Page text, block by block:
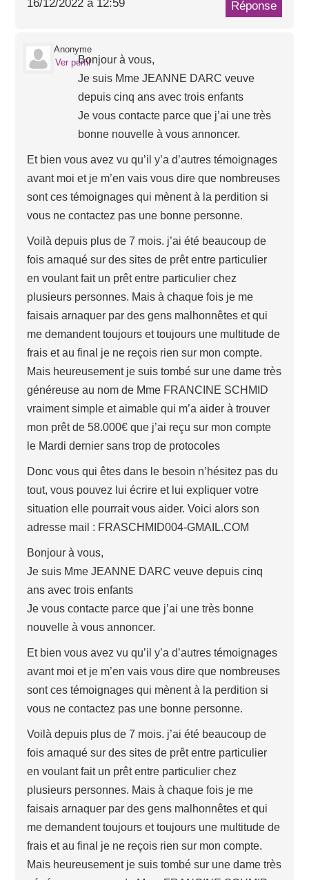
16/12/2022 à 12:59 Réponse
Anonyme
Ver perfilBonjour à vous,
Je suis Mme JEANNE DARC veuve
depuis cinq ans avec trois enfants
Je vous contacte parce que j’ai une très
bonne nouvelle à vous annoncer.
Et bien vous avez vu qu’il y’a d’autres témoignages
avant moi et je m’en vais vous dire que nombreuses
sont ces témoignages qui mènent à la perdition si
vous ne contactez pas une bonne personne.
Voilà depuis plus de 7 mois. j’ai été beaucoup de
fois arnaqué sur des sites de prêt entre particulier
en voulant fait un prêt entre particulier chez
plusieurs personnes. Mais à chaque fois je me
faisais arnaquer par des gens malhonnêtes et qui
me demandent toujours et toujours une multitude de
frais et au final je ne reçois rien sur mon compte.
Mais heureusement je suis tombé sur une dame très
généreuse au nom de Mme FRANCINE SCHMID
vraiment simple et aimable qui m’a aider à trouver
mon prêt de 58.000€ que j’ai reçu sur mon compte
le Mardi dernier sans trop de protocoles
Donc vous qui êtes dans le besoin n’hésitez pas du
tout, vous pouvez lui écrire et lui expliquer votre
situation elle pourrait vous aider. Voici alors son
adresse mail : FRASCHMID004-GMAIL.COM
Bonjour à vous,
Je suis Mme JEANNE DARC veuve depuis cinq
ans avec trois enfants
Je vous contacte parce que j’ai une très bonne
nouvelle à vous annoncer.
Et bien vous avez vu qu’il y’a d’autres témoignages
avant moi et je m’en vais vous dire que nombreuses
sont ces témoignages qui mènent à la perdition si
vous ne contactez pas une bonne personne.
Voilà depuis plus de 7 mois. j’ai été beaucoup de
fois arnaqué sur des sites de prêt entre particulier
en voulant fait un prêt entre particulier chez
plusieurs personnes. Mais à chaque fois je me
faisais arnaquer par des gens malhonnêtes et qui
me demandent toujours et toujours une multitude de
frais et au final je ne reçois rien sur mon compte.
Mais heureusement je suis tombé sur une dame très